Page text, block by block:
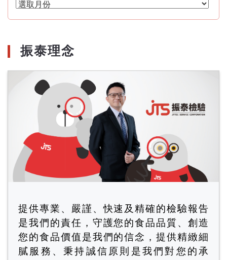
振泰理念
提供專業、嚴謹、快速及精確的檢驗報告
是我們的責任，守護您的食品品質、創造
您的食品價值是我們的信念，提供精緻細
膩服務、秉持誠信原則是我們對您的承